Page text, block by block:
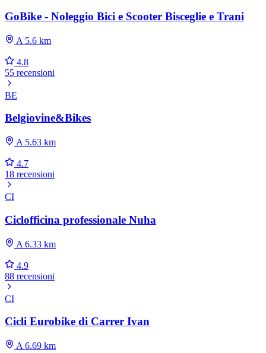
GoBike - Noleggio Bici e Scooter Bisceglie e Trani
A 5.6 km
4.8
55 recensioni
BE
Belgiovine&Bikes
A 5.63 km
4.7
18 recensioni
CI
Ciclofficina professionale Nuha
A 6.33 km
4.9
88 recensioni
CI
Cicli Eurobike di Carrer Ivan
A 6.69 km